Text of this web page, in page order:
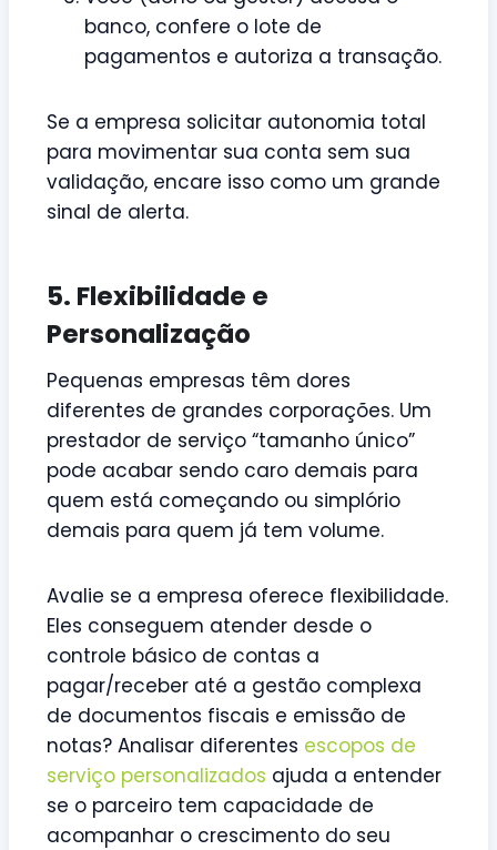
banco, confere o lote de
pagamentos e autoriza a transação.
Se a empresa solicitar autonomia total
para movimentar sua conta sem sua
validação, encare isso como um grande
sinal de alerta.
5. Flexibilidade e
Personalização
Pequenas empresas têm dores
diferentes de grandes corporações. Um
prestador de serviço “tamanho único”
pode acabar sendo caro demais para
quem está começando ou simplório
demais para quem já tem volume.
Avalie se a empresa oferece flexibilidade.
Eles conseguem atender desde o
controle básico de contas a
pagar/receber até a gestão complexa
de documentos fiscais e emissão de
notas? Analisar diferentes escopos de
serviço personalizados ajuda a entender
se o parceiro tem capacidade de
acompanhar o crescimento do seu